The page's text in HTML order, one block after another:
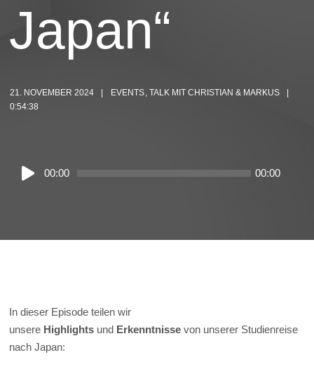
Japan“
21. NOVEMBER 2024 EVENTS,TALK MIT CHRISTIAN & MARKUS
0:54:38
Audio
Player
00:00 00:00
In dieser Episode teilen wir
unsere Highlights und Erkenntnisse von unserer Studienreise
nach Japan: